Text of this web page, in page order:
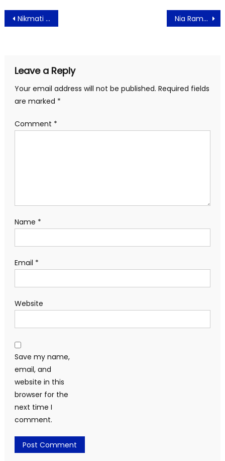
Post
navigation
Nikmati Sajian Ramen dengan Tteokbokki di ASTON Bogor Nia Ramadhani dan Suami Divonis Setahun Penjara
Leave a Reply
Your email address will not be published. Required fields
are marked *
Comment *
Name *
Email *
Website
Save my name,
email, and
website in this
browser for the
next time I
comment.